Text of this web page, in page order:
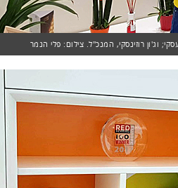
וג'ון רוזינסקי, המנכ"ל. צילום: פלי הנמר